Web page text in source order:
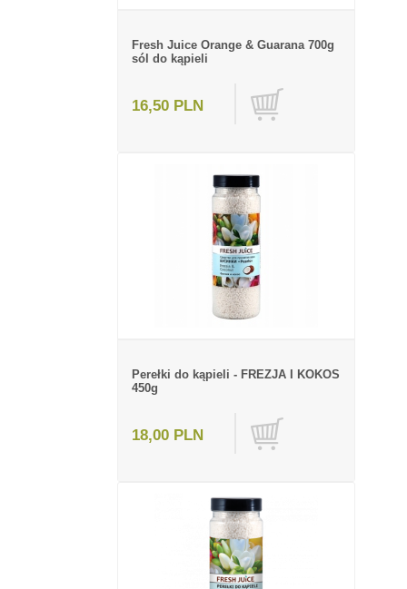
Fresh Juice Orange & Guarana 700g
sól do kąpieli
16,50 PLN
Perełki do kąpieli - FREZJA I KOKOS
450g
18,00 PLN